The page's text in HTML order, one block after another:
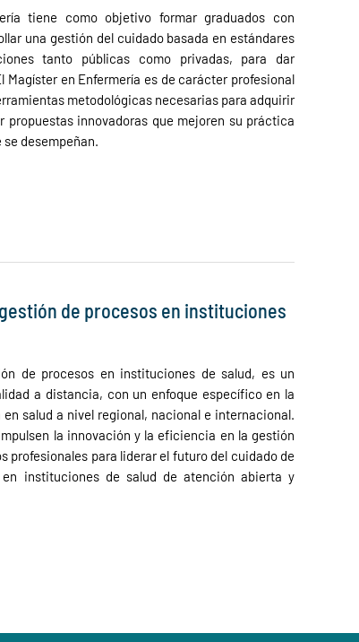
tiene como objetivo formar graduados con
una gestión del cuidado basada en estándares
tanto públicas como privadas, para dar
en Enfermería es de carácter profesional
metodológicas necesarias para adquirir
propuestas innovadoras que mejoren su práctica
desempeñan.
de procesos en instituciones
de procesos en instituciones de salud, es un
a distancia, con un enfoque específico en la
salud a nivel regional, nacional e internacional.
la innovación y la eficiencia en la gestión
profesionales para liderar el futuro del cuidado de
instituciones de salud de atención abierta y